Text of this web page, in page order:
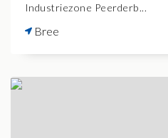
Industriezone Peerderb...
Bree